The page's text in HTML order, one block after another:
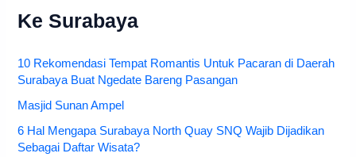
Ke Surabaya
10 Rekomendasi Tempat Romantis Untuk Pacaran di Daerah
Surabaya Buat Ngedate Bareng Pasangan
Masjid Sunan Ampel
6 Hal Mengapa Surabaya North Quay SNQ Wajib Dijadikan
Sebagai Daftar Wisata?